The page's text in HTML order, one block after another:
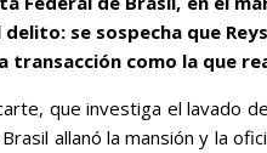
delito: se sospecha que
transacción como la que
que investiga el lavado
allanó la mansión y la